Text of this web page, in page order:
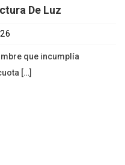
De Luz
que incumplía
[…]